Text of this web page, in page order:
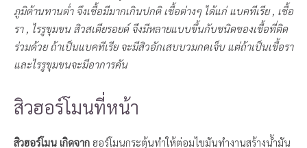
ภูมิต้านทานต่ำ จึงเชื้อมีมากเกินปกติ เชื้อต่างๆ ได้แก่ แบคทีเรีย , เชื้อ
รา , ไรรูขุมขน สิวสเตียรอยด์ จึงมีหลายแบบขึ้นกับชนิดของเชื้อที่ติด
ร่วมด้วย ถ้าเป็นแบคทีเรีย จะมีสิวอักเสบบวมกดเจ็บ แต่ถ้าเป็นเชื้อรา
และไรรูขุมขนจะมีอาการคัน
สิวฮอร์โมนที่หน้า
สิวฮอร์โมน เกิดจาก ฮอร์โมนกระตุ้นทำให้ต่อมไขมันทำงานสร้างน้ำมัน